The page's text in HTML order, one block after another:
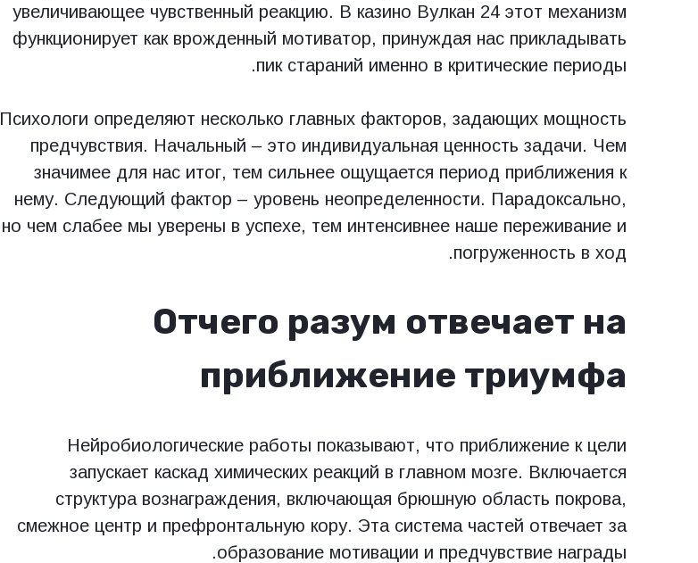
увеличивающее чувственный реакцию. В казино Вулкан 24 этот механизм
функционирует как врожденный мотиватор, принуждая нас прикладывать
пик стараний именно в критические периоды.
Психологи определяют несколько главных факторов, задающих мощность
предчувствия. Начальный – это индивидуальная ценность задачи. Чем
значимее для нас итог, тем сильнее ощущается период приближения к
нему. Следующий фактор – уровень неопределенности. Парадоксально,
но чем слабее мы уверены в успехе, тем интенсивнее наше переживание и
погруженность в ход.
Отчего разум отвечает на
приближение триумфа
Нейробиологические работы показывают, что приближение к цели
запускает каскад химических реакций в главном мозге. Включается
структура вознаграждения, включающая брюшную область покрова,
смежное центр и префронтальную кору. Эта система частей отвечает за
образование мотивации и предчувствие награды.